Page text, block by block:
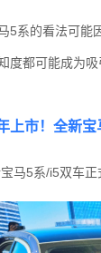
5系的看法可能
度都可能成为吸
上市！全新
马5系/i5双车